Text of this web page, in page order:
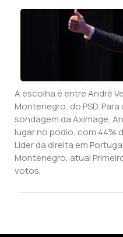
A escolha é entre André
Montenegro, do PSD.
sondagem da Aximage,
lugar no pódio, com 44%
Líder da direita em
Montenegro, atual
votos.